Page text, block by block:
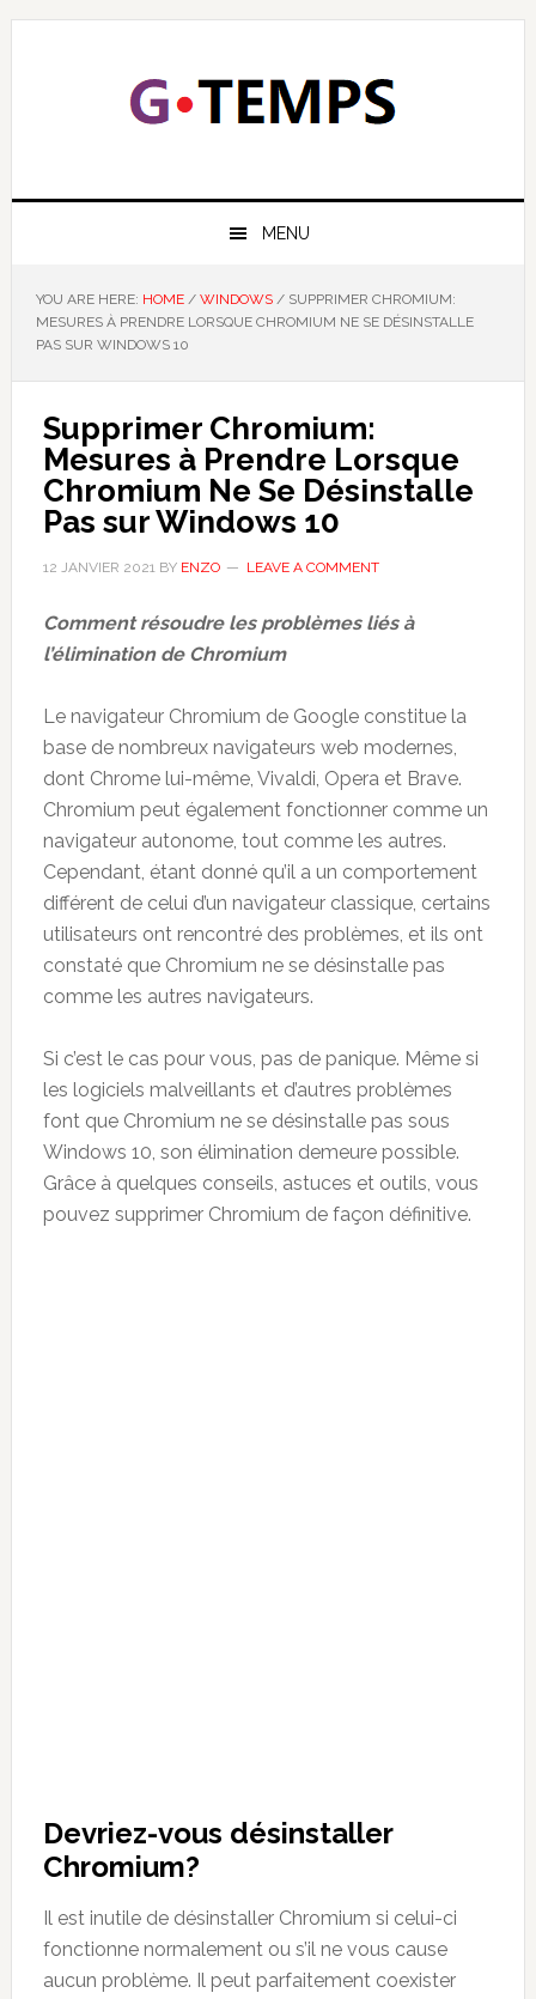
Skip
Skip
Skip
Skip
GTEMPS
MENU
YOU ARE HERE: HOME / WINDOWS /SUPPRIMER CHROMIUM:
MESURES À PRENDRE LORSQUE CHROMIUM NE SE DÉSINSTALLE
PAS SUR WINDOWS 10
Supprimer Chromium:
Mesures à Prendre Lorsque
Chromium Ne Se Désinstalle
Pas sur Windows 10
12 JANVIER 2021BY ENZO LEAVE A COMMENT
Comment résoudre les problèmes liés à
l’élimination de Chromium
Le navigateur Chromium de Google constitue la
base de nombreux navigateurs web modernes,
dont Chrome lui-même, Vivaldi, Opera et Brave.
Chromium peut également fonctionner comme un
navigateur autonome, tout comme les autres.
Cependant, étant donné qu’il a un comportement
différent de celui d’un navigateur classique, certains
utilisateurs ont rencontré des problèmes, et ils ont
constaté que Chromium ne se désinstalle pas
comme les autres navigateurs.
Si c’est le cas pour vous, pas de panique. Même si
les logiciels malveillants et d’autres problèmes
font que Chromium ne se désinstalle pas sous
Windows 10, son élimination demeure possible.
Grâce à quelques conseils, astuces et outils, vous
pouvez supprimer Chromium de façon définitive.
Devriez-vous désinstaller
Chromium?
Il est inutile de désinstaller Chromium si celui-ci
fonctionne normalement ou s’il ne vous cause
aucun problème. Il peut parfaitement coexister